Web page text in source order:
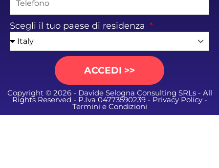
Scegli il tuo paese di residenza
ACCEDI >>
Copyright © 2026 - Davide Selogna Consulting SRLs - All
Rights Reserved - P.Iva 04773590239 - Privacy Policy-
Termini e Condizioni